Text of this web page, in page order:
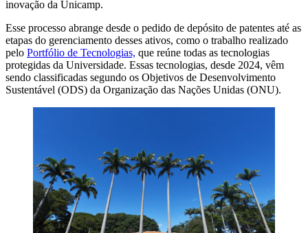
inovação da Unicamp.
Esse processo abrange desde o pedido de depósito de patentes até as
etapas do gerenciamento desses ativos, como o trabalho realizado
pelo Portfólio de Tecnologias, que reúne todas as tecnologias
protegidas da Universidade. Essas tecnologias, desde 2024, vêm
sendo classificadas segundo os Objetivos de Desenvolvimento
Sustentável (ODS) da Organização das Nações Unidas (ONU).